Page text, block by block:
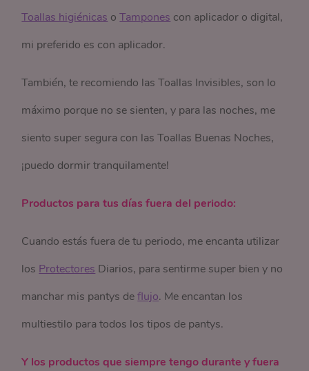
Toallas higiénicas oTampones con aplicador o digital,
mi preferido es con aplicador.
También, te recomiendo las Toallas Invisibles, son lo
máximo porque no se sienten, y para las noches, me
siento super segura con las Toallas Buenas Noches,
¡puedo dormir tranquilamente!
Productos para tus días fuera del periodo:
Cuando estás fuera de tu periodo, me encanta utilizar
los Protectores Diarios, para sentirme super bien y no
manchar mis pantys deflujo. Me encantan los
multiestilo para todos los tipos de pantys.
Y los productos que siempre tengo durante y fuera